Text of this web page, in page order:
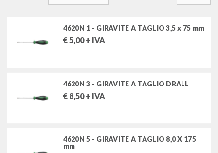
chiavi dinamometriche
4620N 1 - GIRAVITE A TAGLIO 3,5 x 75 mm
€5,00+ IVA
4620N 3 - GIRAVITE A TAGLIO DRALL
€ 8,50+ IVA
4620N 5 - GIRAVITE A TAGLIO 8,0 X 175
mm